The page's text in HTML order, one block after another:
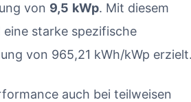
von 9,5 kWp. Mit diesem
eine starke spezifische
von 965,21 kWh/kWp erzielt.
auch bei teilweisen